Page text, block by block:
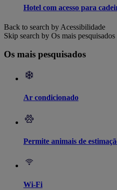
Hotel com acesso para
Back to search by Acessibilidade
Skip search by Os mais pesquisados
Os mais pesquisados
Ar condicionado
Permite animais de
Wi-Fi